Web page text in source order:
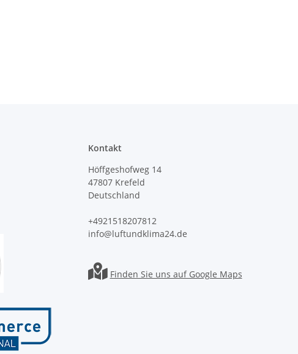
Kontakt
Höffgeshofweg 14
47807 Krefeld
Deutschland
+4921518207812
info@luftundklima24.de
Finden Sie uns auf Google Maps